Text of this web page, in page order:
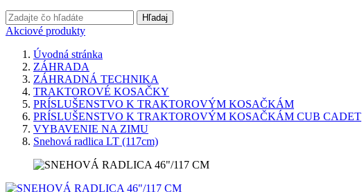
Hľadaj
Akciové produkty
Úvodná stránka
ZÁHRADA
ZÁHRADNÁ TECHNIKA
TRAKTOROVÉ KOSAČKY
PRÍSLUŠENSTVO K TRAKTOROVÝM KOSAČKÁM
PRÍSLUŠENSTVO K TRAKTOROVÝM KOSAČKÁM CUB CADET
VYBAVENIE NA ZIMU
Snehová radlica LT (117cm)